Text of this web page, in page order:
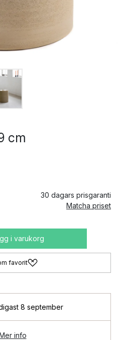
cm
30 dagars prisgaranti
Matcha priset
i varukorg
favorit
8 september
info